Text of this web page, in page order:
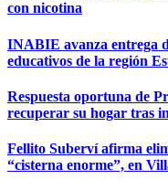
con nicotina
INABIE avanza entrega
educativos de la región
Respuesta oportuna de
recuperar su hogar tras
Fellito Suberví afirma
“cisterna enorme”, en